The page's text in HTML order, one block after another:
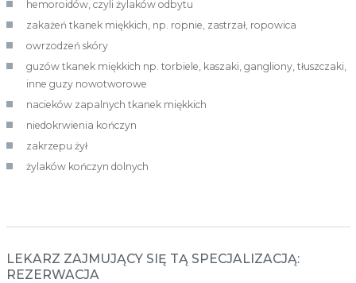
hemoroidów, czyli żylaków odbytu
zakażeń tkanek miękkich, np. ropnie, zastrzał, ropowica
owrzodzeń skóry
guzów tkanek miękkich np. torbiele, kaszaki, gangliony, tłuszczaki,
inne guzy nowotworowe
nacieków zapalnych tkanek miękkich
niedokrwienia kończyn
zakrzepu żył
żylaków kończyn dolnych
LEKARZ ZAJMUJĄCY SIĘ TĄ SPECJALIZACJĄ:
REZERWACJA